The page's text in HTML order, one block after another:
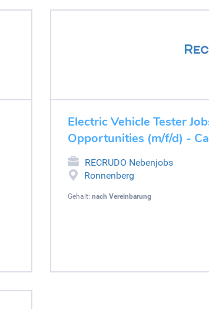
Electric Vehicle Tester
Opportunities (m/f/d) -
RECRUDO Nebenjobs
Ronnenberg
Gehalt: nach Vereinbarung